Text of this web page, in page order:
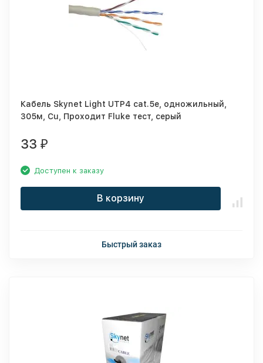
Кабель Skynet Light UTP4 cat.5е, одножильный,
305м, Cu, Проходит Fluke тест, серый
33 ₽
Доступен к заказу
В корзину
Быстрый заказ